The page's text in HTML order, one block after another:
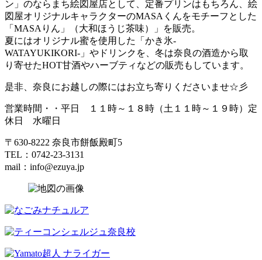
ン」のならまち絵図屋店として、定番プリンはもちろん、絵
図屋オリジナルキャラクターのMASAくんをモチーフとした
「MASAりん」（大和ほうじ茶味）」を販売。
夏にはオリジナル蜜を使用した「かき氷‐
WATAYUKIKORI‐」やドリンクを、冬は奈良の酒造から取
り寄せたHOT甘酒やハーブティなどの販売もしています。
是非、奈良にお越しの際にはお立ち寄りくださいませ☆彡
営業時間・・平日 １１時～１８時（土１１時～１９時）定
休日 水曜日
〒630-8222 奈良市餅飯殿町5
TEL：0742-23-3131
mail：info@ezuya.jp